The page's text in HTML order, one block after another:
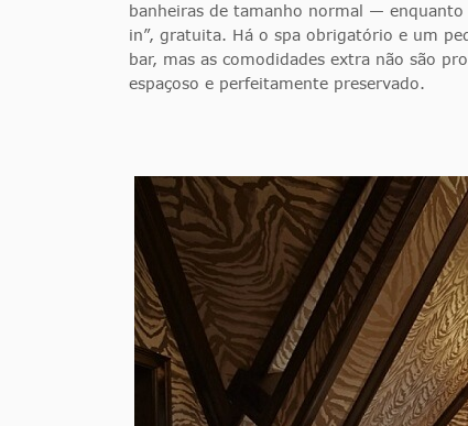
banheiras de tamanho normal — enquanto
in”, gratuita. Há o spa obrigatório e um
bar, mas as comodidades extra não são
espaçoso e perfeitamente preservado.